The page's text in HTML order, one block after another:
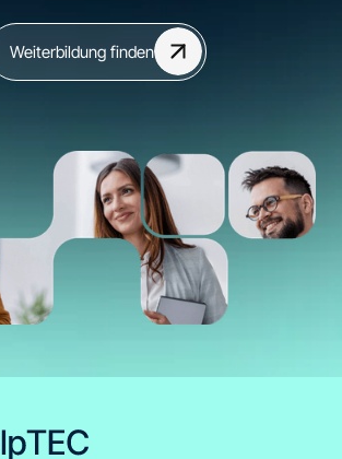
Weiterbildung finden